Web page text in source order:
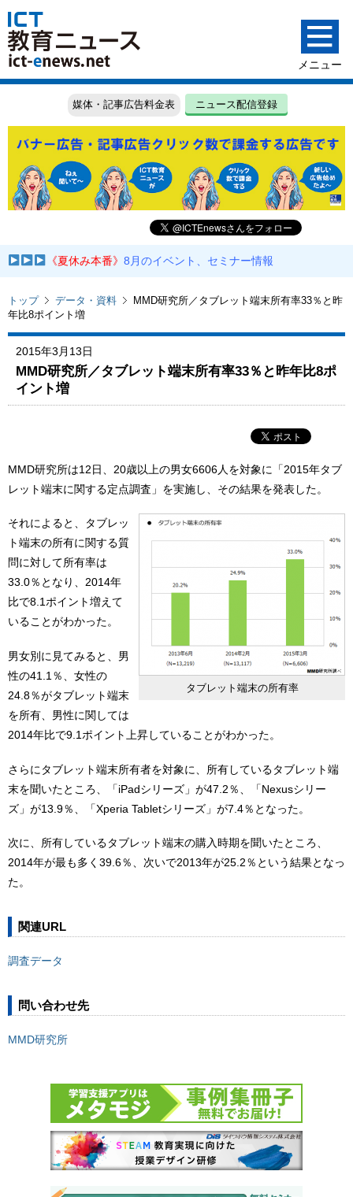
媒体・記事広告料金表 ニュース配信登録
《夏休み本番》8月のイベント、セミナー情報
トップ データ・資料
MMD研究所／タブレット端末所有率33％と昨
年比8ポイント増
2015年3月13日
MMD研究所／タブレット端末所有率33％と昨年比8ポ
イント増
MMD研究所は12日、20歳以上の男女6606人を対象に「2015年タブ
レット端末に関する定点調査」を実施し、その結果を発表した。
タブレット端末の所有率
それによると、タブレッ
ト端末の所有に関する質
問に対して所有率は
33.0％となり、2014年
比で8.1ポイント増えて
いることがわかった。
男女別に見てみると、男
性の41.1％、女性の
24.8％がタブレット端末
を所有、男性に関しては
2014年比で9.1ポイント上昇していることがわかった。
さらにタブレット端末所有者を対象に、所有しているタブレット端
末を聞いたところ、「iPadシリーズ」が47.2％、「Nexusシリー
ズ」が13.9％、「Xperia Tabletシリーズ」が7.4％となった。
次に、所有しているタブレット端末の購入時期を聞いたところ、
2014年が最も多く39.6％、次いで2013年が25.2％という結果となっ
た。
関連URL
調査データ
問い合わせ先
MMD研究所